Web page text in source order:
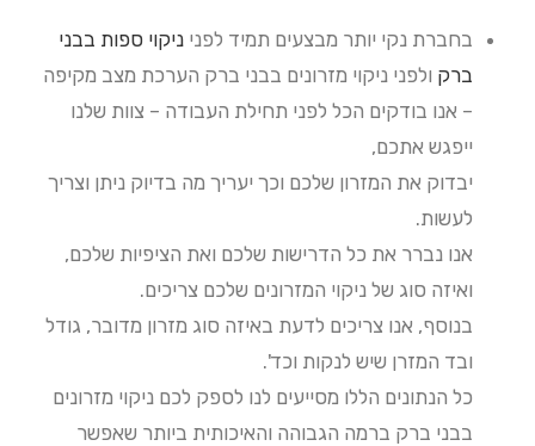
בחברת נקי יותר מבצעים תמיד לפניניקוי ספות בבני
ברק ולפני ניקוי מזרונים בבני ברק הערכת מצב מקיפה
– אנו בודקים הכל לפני תחילת העבודה – צוות שלנו
ייפגש אתכם,
יבדוק את המזרון שלכם וכך יעריך מה בדיוק ניתן וצריך
לעשות.
אנו נברר את כל הדרישות שלכם ואת הציפיות שלכם,
ואיזה סוג של ניקוי המזרונים שלכם צריכים.
בנוסף, אנו צריכים לדעת באיזה סוג מזרון מדובר, גודל
ובד המזרן שיש לנקות וכד'.
כל הנתונים הללו מסייעים לנו לספק לכם ניקוי מזרונים
בבני ברק ברמה הגבוהה והאיכותית ביותר שאפשר